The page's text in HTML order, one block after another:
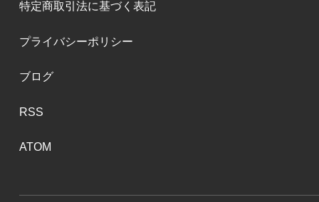
特定商取引法に基づく表記
プライバシーポリシー
ブログ
RSS
ATOM